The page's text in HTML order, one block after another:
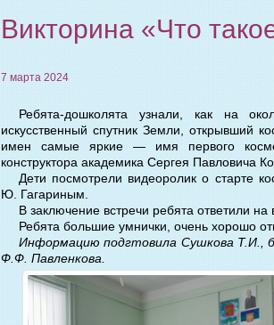
Викторина «Что
7 марта 2024
Ребята-дошколята узнали, как на
искусственный спутник Земли, открывший
имен самые яркие — имя первого
конструктора академика Сергея Павловича
Дети посмотрели видеоролик о старте
Ю. Гагариным.
В заключение встречи ребята ответили
Ребята большие умнички, очень хорошо
Информацию подгтовила Сушкова Т.И.,
Ф.Ф. Павленкова.